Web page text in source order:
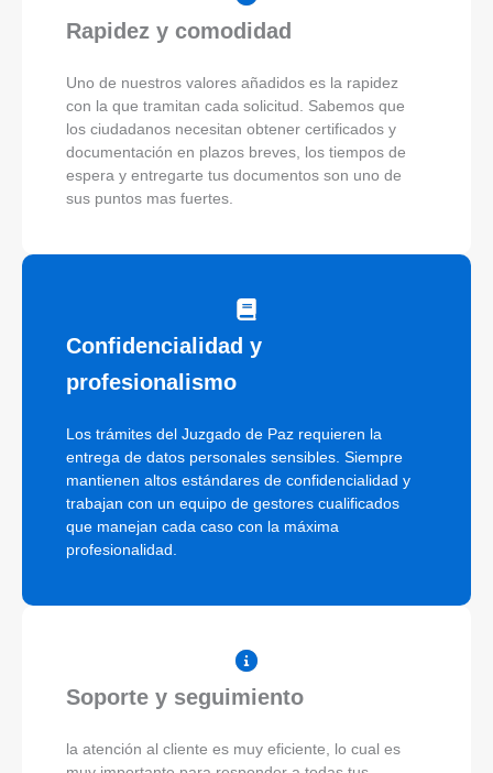
Rapidez y comodidad
Uno de nuestros valores añadidos es la rapidez
con la que tramitan cada solicitud. Sabemos que
los ciudadanos necesitan obtener certificados y
documentación en plazos breves, los tiempos de
espera y entregarte tus documentos son uno de
sus puntos mas fuertes.
Confidencialidad y
profesionalismo
Los trámites del Juzgado de Paz requieren la
entrega de datos personales sensibles. Siempre
mantienen altos estándares de confidencialidad y
trabajan con un equipo de gestores cualificados
que manejan cada caso con la máxima
profesionalidad.
Soporte y seguimiento
la atención al cliente es muy eficiente, lo cual es